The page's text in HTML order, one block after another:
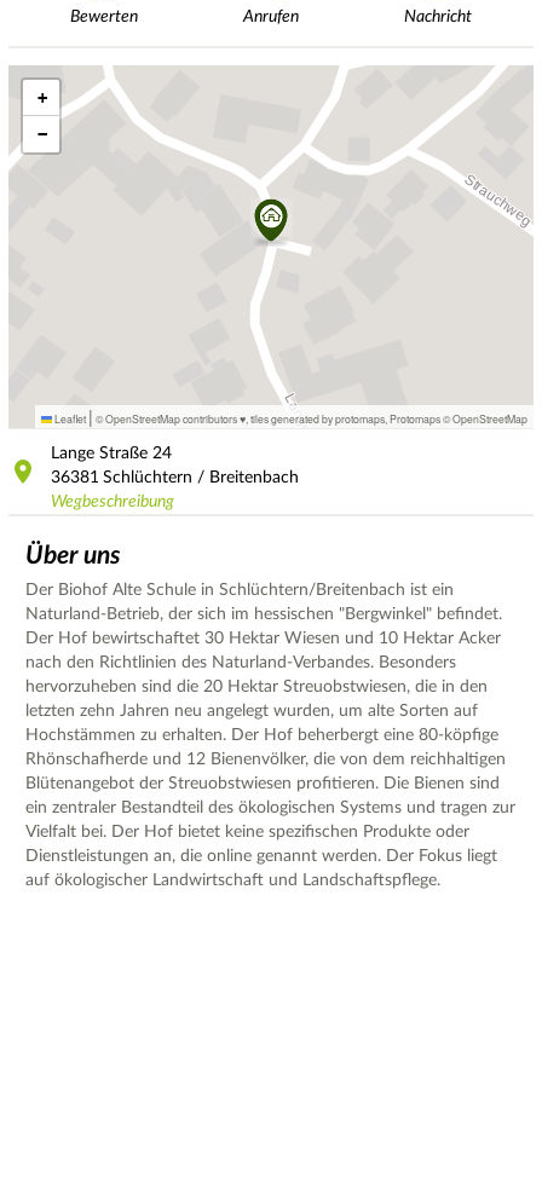
Bewerten Anrufen Nachricht
+
−
Leaflet | © OpenStreetMap contributors ♥, tiles generated by protomaps Protomaps©OpenStreetMap
Lange Straße 24
36381 Schlüchtern / Breitenbach
Wegbeschreibung
Über uns
Der Biohof Alte Schule in Schlüchtern/Breitenbach ist ein
Naturland-Betrieb, der sich im hessischen "Bergwinkel" befindet.
Der Hof bewirtschaftet 30 Hektar Wiesen und 10 Hektar Acker
nach den Richtlinien des Naturland-Verbandes. Besonders
hervorzuheben sind die 20 Hektar Streuobstwiesen, die in den
letzten zehn Jahren neu angelegt wurden, um alte Sorten auf
Hochstämmen zu erhalten. Der Hof beherbergt eine 80-köpfige
Rhönschafherde und 12 Bienenvölker, die von dem reichhaltigen
Blütenangebot der Streuobstwiesen profitieren. Die Bienen sind
ein zentraler Bestandteil des ökologischen Systems und tragen zur
Vielfalt bei. Der Hof bietet keine spezifischen Produkte oder
Dienstleistungen an, die online genannt werden. Der Fokus liegt
auf ökologischer Landwirtschaft und Landschaftspflege.